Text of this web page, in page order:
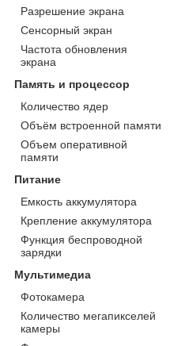
Разрешение экрана
Сенсорный экран
Частота обновления
экрана
Память и процессор
Количество ядер
Объём встроенной памяти
Объем оперативной
памяти
Питание
Емкость аккумулятора
Крепление аккумулятора
Функция беспроводной
зарядки
Мультимедиа
Фотокамера
Количество мегапикселей
камеры